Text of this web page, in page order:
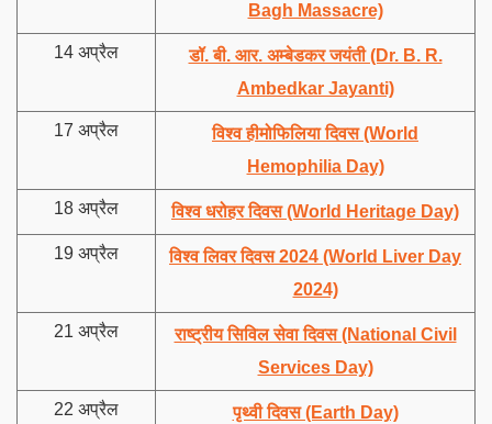
Bagh Massacre)
14 अप्रैल
डॉ. बी. आर. अम्बेडकर जयंती (Dr. B. R.
Ambedkar Jayanti)
17 अप्रैल
विश्व हीमोफिलिया दिवस (World
Hemophilia Day)
18 अप्रैल विश्व धरोहर दिवस (World Heritage Day)
19 अप्रैल
विश्व लिवर दिवस 2024 (World Liver Day
2024)
21 अप्रैल
राष्ट्रीय सिविल सेवा दिवस (National Civil
Services Day)
22 अप्रैल पृथ्वी दिवस (Earth Day)